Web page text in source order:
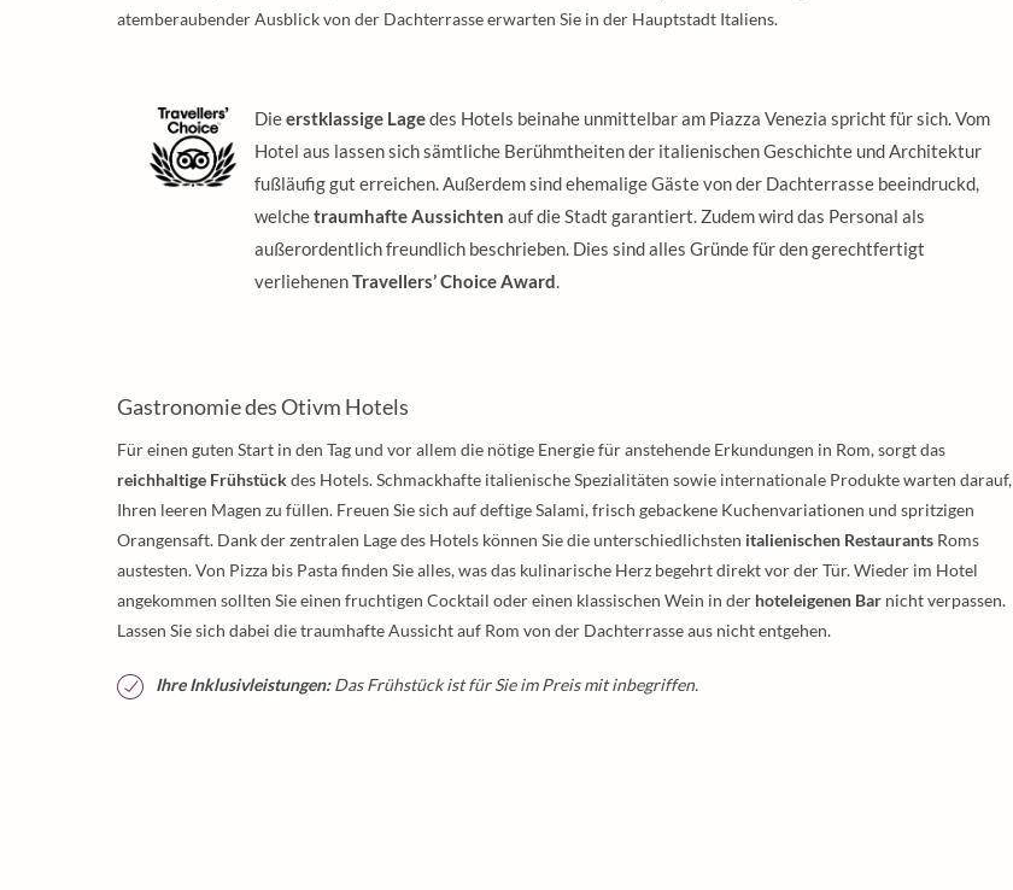
atemberaubender Ausblick von der Dachterrasse erwarten Sie in der Hauptstadt Italiens.
Dieerstklassige Lagedes Hotels beinahe unmittelbar am Piazza Venezia spricht für sich. Vom
Hotel aus lassen sich sämtliche Berühmtheiten der italienischen Geschichte und Architektur
fußläufig gut erreichen. Außerdem sind ehemalige Gäste von der Dachterrasse beeindruckd,
welchetraumhafte Aussichten auf die Stadt garantiert. Zudem wird das Personal als
außerordentlich freundlich beschrieben. Dies sind alles Gründe für den gerechtfertigt
verliehenenTravellers’ Choice Award.
Gastronomie des Otivm Hotels
Für einen guten Start in den Tag und vor allem die nötige Energie für anstehende Erkundungen in Rom, sorgt das
reichhaltige Frühstückdes Hotels. Schmackhafte italienische Spezialitäten sowie internationale Produkte warten darauf,
Ihren leeren Magen zu füllen. Freuen Sie sich auf deftige Salami, frisch gebackene Kuchenvariationen und spritzigen
Orangensaft. Dank der zentralen Lage des Hotels können Sie die unterschiedlichsten italienischen Restaurants Roms
austesten. Von Pizza bis Pasta finden Sie alles, was das kulinarische Herz begehrt direkt vor der Tür. Wieder im Hotel
angekommen sollten Sie einen fruchtigen Cocktail oder einen klassischen Wein in der hoteleigenen Bar nicht verpassen.
Lassen Sie sich dabei die traumhafte Aussicht auf Rom von der Dachterrasse aus nicht entgehen.
Ihre Inklusivleistungen:Das Frühstück ist für Sie im Preis mit inbegriffen.